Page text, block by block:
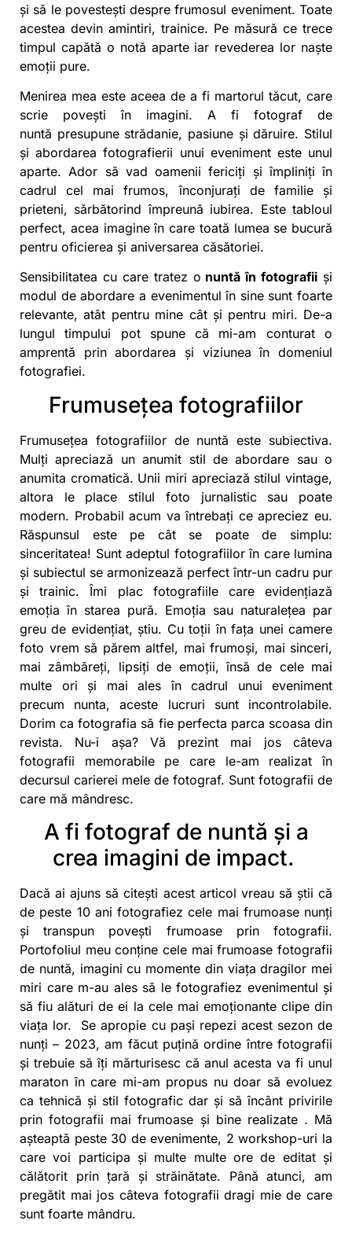
și să le povestești despre frumosul eveniment. Toate
acestea devin amintiri, trainice. Pe măsură ce trece
timpul capătă o notă aparte iar revederea lor naște
emoții pure.
Menirea mea este aceea de a fi martorul tăcut, care
scrie povești în imagini. A fi fotograf de
nuntă presupune strădanie, pasiune și dăruire. Stilul
și abordarea fotografierii unui eveniment este unul
aparte. Ador să vad oamenii fericiți și împliniți în
cadrul cel mai frumos, înconjurați de familie și
prieteni, sărbătorind împreună iubirea. Este tabloul
perfect, acea imagine în care toată lumea se bucură
pentru oficierea și aniversarea căsătoriei.
Sensibilitatea cu care tratez o nuntă în fotografii și
modul de abordare a evenimentul în sine sunt foarte
relevante, atât pentru mine cât și pentru miri. De-a
lungul timpului pot spune că mi-am conturat o
amprentă prin abordarea și viziunea în domeniul
fotografiei.
Frumusețea fotografiilor
Frumusețea fotografiilor de nuntă este subiectiva.
Mulți apreciază un anumit stil de abordare sau o
anumita cromatică. Unii miri apreciază stilul vintage,
altora le place stilul foto jurnalistic sau poate
modern. Probabil acum va întrebați ce apreciez eu.
Răspunsul este pe cât se poate de simplu:
sinceritatea! Sunt adeptul fotografiilor în care lumina
și subiectul se armonizează perfect într-un cadru pur
și trainic. Îmi plac fotografiile care evidențiază
emoția în starea pură. Emoția sau naturalețea par
greu de evidențiat, știu. Cu toții în fața unei camere
foto vrem să părem altfel, mai frumoși, mai sinceri,
mai zâmbăreți, lipsiți de emoții, însă de cele mai
multe ori și mai ales în cadrul unui eveniment
precum nunta, aceste lucruri sunt incontrolabile.
Dorim ca fotografia să fie perfecta parca scoasa din
revista. Nu-i așa? Vă prezint mai jos câteva
fotografii memorabile pe care le-am realizat în
decursul carierei mele de fotograf. Sunt fotografii de
care mă mândresc.
A fi fotograf de nuntă și a
crea imagini de impact.
Dacă ai ajuns să citești acest articol vreau să știi că
de peste 10 ani fotografiez cele mai frumoase nunți
și transpun povești frumoase prin fotografii.
Portofoliul meu conține cele mai frumoase fotografii
de nuntă, imagini cu momente din viața dragilor mei
miri care m-au ales să le fotografiez evenimentul și
să fiu alături de ei la cele mai emoționante clipe din
viața lor. Se apropie cu pași repezi acest sezon de
nunți – 2023, am făcut puțină ordine între fotografii
și trebuie să îți mărturisesc că anul acesta va fi unul
maraton în care mi-am propus nu doar să evoluez
ca tehnică și stil fotografic dar și să încânt privirile
prin fotografii mai frumoase și bine realizate . Mă
așteaptă peste 30 de evenimente, 2 workshop-uri la
care voi participa și multe multe ore de editat și
călătorit prin țară și străinătate. Până atunci, am
pregătit mai jos câteva fotografii dragi mie de care
sunt foarte mândru.